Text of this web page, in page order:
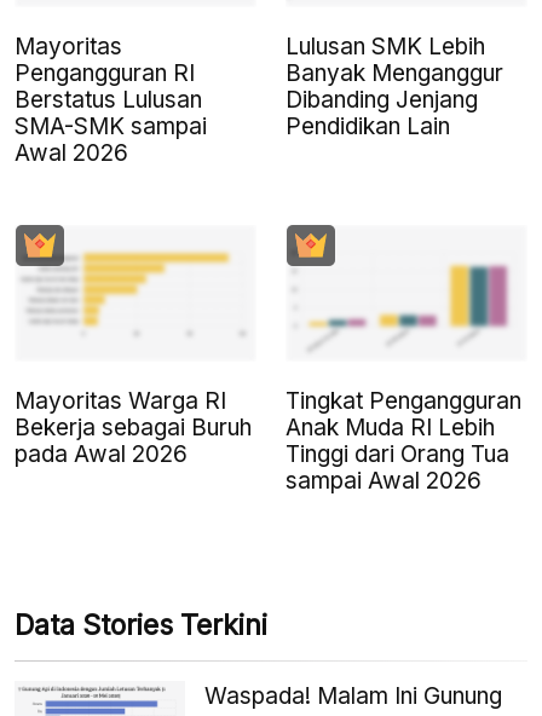
Mayoritas
Pengangguran RI
Berstatus Lulusan
SMA-SMK sampai
Awal 2026
Lulusan SMK Lebih
Banyak Menganggur
Dibanding Jenjang
Pendidikan Lain
Mayoritas Warga RI
Bekerja sebagai Buruh
pada Awal 2026
Tingkat Pengangguran
Anak Muda RI Lebih
Tinggi dari Orang Tua
sampai Awal 2026
Data Stories Terkini
Waspada! Malam Ini Gunung